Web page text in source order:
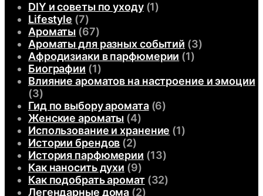
DIY и советы по уходу(1)
Lifestyle (7)
Ароматы (67)
Ароматы для разных событий (3)
Афродизиаки в парфюмерии (1)
Биографии (1)
Влияние ароматов на настроение и эмоции
(3)
Гид по выбору аромата(6)
Женские ароматы (4)
Использование и хранение (1)
Истории брендов (2)
История парфюмерии (13)
Как наносить духи (9)
Как подобрать аромат(32)
Легендарные дома (2)